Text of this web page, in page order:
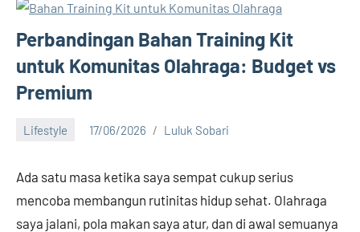
Perbandingan Bahan Training Kit
untuk Komunitas Olahraga: Budget vs
Premium
Lifestyle 17/06/2026 Luluk Sobari
Ada satu masa ketika saya sempat cukup serius
mencoba membangun rutinitas hidup sehat. Olahraga
saya jalani, pola makan saya atur, dan di awal semuanya